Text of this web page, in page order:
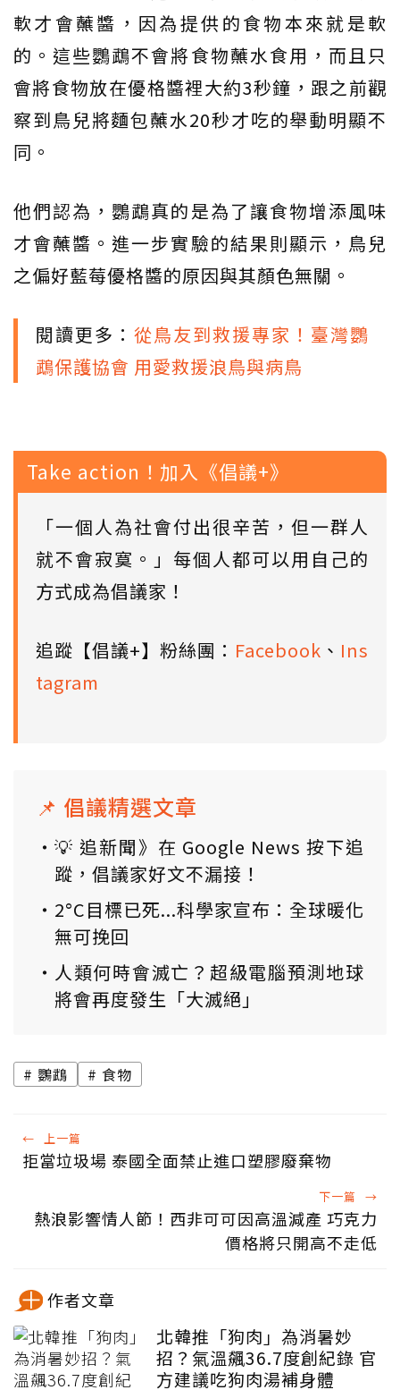
軟才會蘸醬，因為提供的食物本來就是軟
的。這些鸚鵡不會將食物蘸水食用，而且只
會將食物放在優格醬裡大約3秒鐘，跟之前觀
察到鳥兒將麵包蘸水20秒才吃的舉動明顯不
同。
他們認為，鸚鵡真的是為了讓食物增添風味
才會蘸醬。進一步實驗的結果則顯示，鳥兒
之偏好藍莓優格醬的原因與其顏色無關。
閱讀更多： 從鳥友到救援專家！臺灣鸚
鵡保護協會 用愛救援浪鳥與病鳥
Take action！加入《倡議+》
「一個人為社會付出很辛苦，但一群人
就不會寂寞。」每個人都可以用自己的
方式成為倡議家！
追蹤【倡議+】粉絲團： Facebook 、 Ins
tagram
📌 倡議精選文章
💡 追新聞》在 Google News 按下追
蹤，倡議家好文不漏接！
2°C目標已死...科學家宣布：全球暖化
無可挽回
人類何時會滅亡？超級電腦預測地球
將會再度發生「大滅絕」
鸚鵡 食物
← 上一篇
拒當垃圾場 泰國全面禁止進口塑膠廢棄物
下一篇 →
熱浪影響情人節！西非可可因高溫減產 巧克力
價格將只開高不走低
作者文章
北韓推「狗肉」為消暑妙
招？氣溫飆36.7度創紀錄 官
方建議吃狗肉湯補身體